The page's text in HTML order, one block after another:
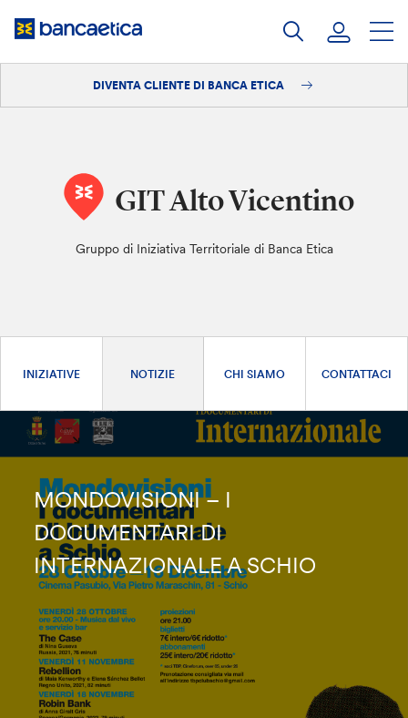
DIVENTA CLIENTE DI BANCA ETICA
GIT Alto Vicentino
Gruppo di Iniziativa Territoriale di Banca Etica
INIZIATIVE NOTIZIE CHI SIAMO CONTATTACI
MONDOVISIONI – I
DOCUMENTARI DI
INTERNAZIONALE A SCHIO